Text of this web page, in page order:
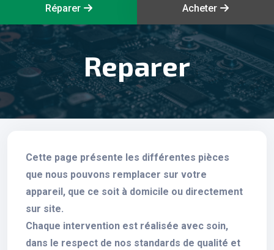
Réparer Acheter
Reparer
Cette page présente les différentes pièces
que nous pouvons remplacer sur votre
appareil, que ce soit à domicile ou directement
sur site.
Chaque intervention est réalisée avec soin,
dans le respect de nos standards de qualité et